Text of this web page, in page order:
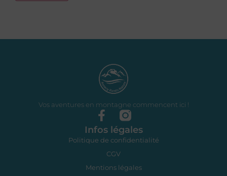
Vos aventures en montagne commencent ici !
Infos légales
Politique de confidentialité
CGV
Mentions légales